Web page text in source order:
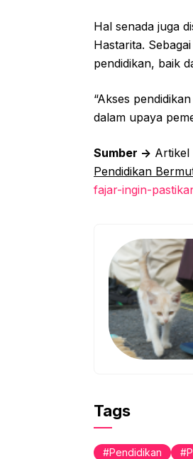
Hal senada juga
Hastarita.
pendidikan, baik
“Akses
dalam upaya
Sumber -> Artikel
Pendidikan
fajar-ingin-
Tags
Pendidikan